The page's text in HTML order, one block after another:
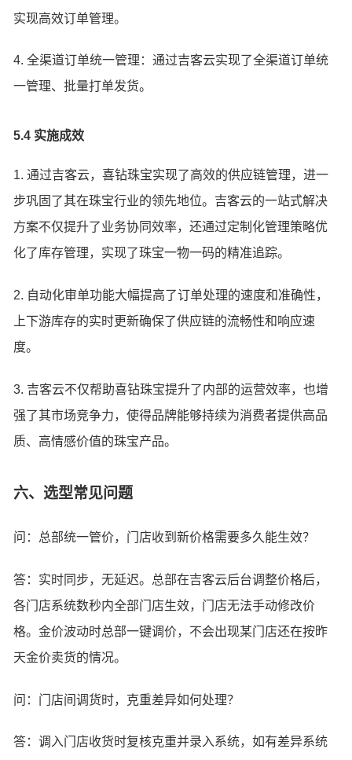
实现高效订单管理。
4. 全渠道订单统一管理：通过吉客云实现了全渠道订单统
一管理、批量打单发货。
5.4 实施成效
1. 通过吉客云，喜钻珠宝实现了高效的供应链管理，进一
步巩固了其在珠宝行业的领先地位。吉客云的一站式解决
方案不仅提升了业务协同效率，还通过定制化管理策略优
化了库存管理，实现了珠宝一物一码的精准追踪。
2. 自动化审单功能大幅提高了订单处理的速度和准确性，
上下游库存的实时更新确保了供应链的流畅性和响应速
度。
3. 吉客云不仅帮助喜钻珠宝提升了内部的运营效率，也增
强了其市场竞争力，使得品牌能够持续为消费者提供高品
质、高情感价值的珠宝产品。
六、选型常见问题
问：总部统一管价，门店收到新价格需要多久能生效？
答：实时同步，无延迟。总部在吉客云后台调整价格后，
各门店系统数秒内全部门店生效，门店无法手动修改价
格。金价波动时总部一键调价，不会出现某门店还在按昨
天金价卖货的情况。
问：门店间调货时，克重差异如何处理？
答：调入门店收货时复核克重并录入系统，如有差异系统